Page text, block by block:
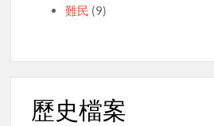
難民 (9)
歷史檔案